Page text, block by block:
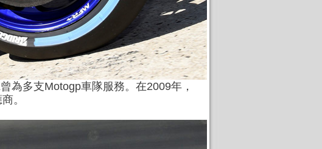
為多支Motogp車隊服務。在2009年，
。